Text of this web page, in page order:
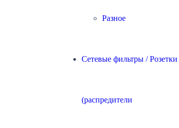
Разное
Сетевые фильтры / Розетки
(распредители